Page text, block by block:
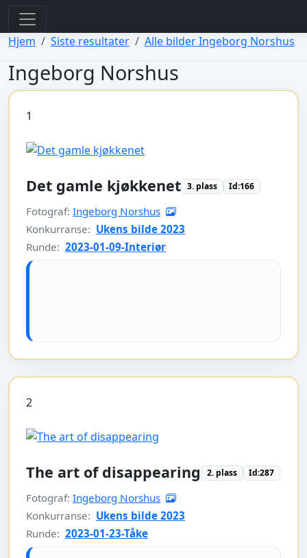
view: menus/_default.php
Hjem
Siste resultater Alle bilder Ingeborg Norshus
Ingeborg Norshus
1
Det gamle kjøkkenet 3. plass Id:166
Fotograf: Ingeborg Norshus
Konkurranse: Ukens bilde 2023
Runde: 2023-01-09-Interiør
2
The art of disappearing 2. plass Id:287
Fotograf: Ingeborg Norshus
Konkurranse: Ukens bilde 2023
Runde: 2023-01-23-Tåke